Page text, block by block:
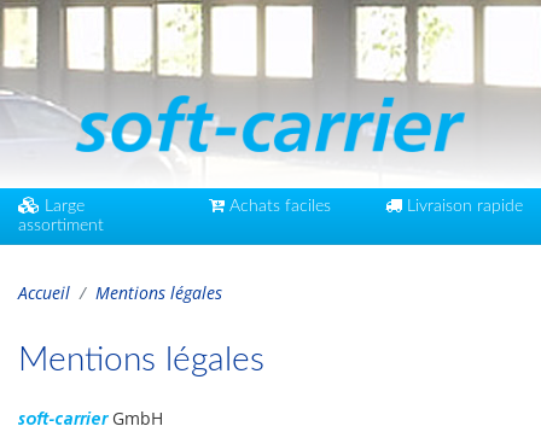
Large
assortiment
Achats faciles Livraison rapide
Accueil Mentions légales
Mentions légales
soft-carrierGmbH